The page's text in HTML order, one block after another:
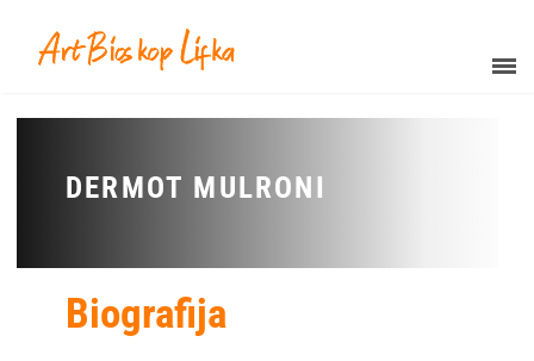
DERMOT MULRONI
Biografija